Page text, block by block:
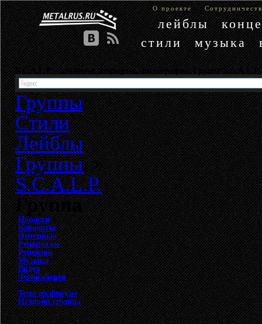
О проекте
лейблы
стили
музыка
S.C.A.L.P. - альбомы, концерты, дискография. Группа S.C.A.L.P.
Группы
Стили
Лейблы
Группы»
S.C.A.L.P.
Группа
Новости
Концерты
Интервью
Репортажи
Рецензии
Музыка
Видео
Фотогалерея
Тема на форуме
История группы